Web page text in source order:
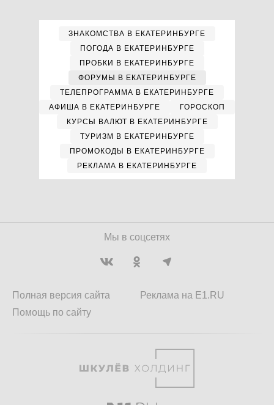
ЗНАКОМСТВА В ЕКАТЕРИНБУРГЕ
ПОГОДА В ЕКАТЕРИНБУРГЕ
ПРОБКИ В ЕКАТЕРИНБУРГЕ
ФОРУМЫ В ЕКАТЕРИНБУРГЕ
ТЕЛЕПРОГРАММА В ЕКАТЕРИНБУРГЕ
АФИША В ЕКАТЕРИНБУРГЕ
ГОРОСКОП
КУРСЫ ВАЛЮТ В ЕКАТЕРИНБУРГЕ
ТУРИЗМ В ЕКАТЕРИНБУРГЕ
ПРОМОКОДЫ В ЕКАТЕРИНБУРГЕ
РЕКЛАМА В ЕКАТЕРИНБУРГЕ
Мы в соцсетях
Полная версия сайта
Помощь по сайту
Реклама на E1.RU